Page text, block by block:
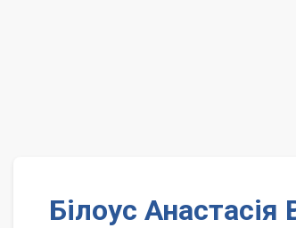
Білоус Анастасія